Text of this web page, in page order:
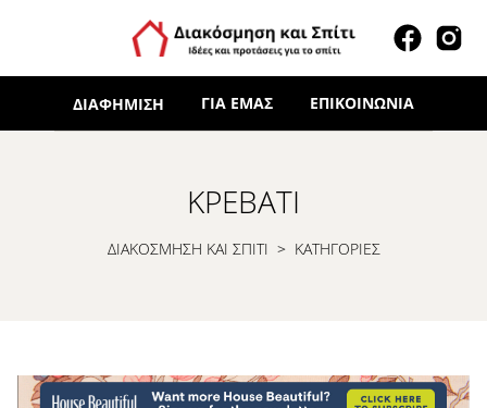
ΔΙΑΦΉΜΙΣΗ ΓΙΑ ΕΜΆΣ ΕΠΙΚΟΙΝΩΝΊΑ
ΚΡΕΒΆΤΙ
ΔΙΑΚΟΣΜΗΣΗ ΚΑΙ ΣΠΙΤΙ > ΚΑΤΗΓΟΡΙΕΣ